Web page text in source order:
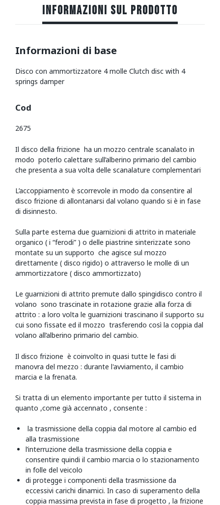
INFORMAZIONI SUL PRODOTTO
Informazioni di base
Disco con ammortizzatore 4 molle Clutch disc with 4
springs damper
Cod
2675
Il disco della frizione ha un mozzo centrale scanalato in
modo poterlo calettare sull’alberino primario del cambio
che presenta a sua volta delle scanalature complementari
L’accoppiamento è scorrevole in modo da consentire al
disco frizione di allontanarsi dal volano quando si è in fase
di disinnesto.
Sulla parte esterna due guarnizioni di attrito in materiale
organico ( i “ferodi” ) o delle piastrine sinterizzate sono
montate su un supporto che agisce sul mozzo
direttamente ( disco rigido) o attraverso le molle di un
ammortizzatore ( disco ammortizzato)
Le guarnizioni di attrito premute dallo spingidisco contro il
volano sono trascinate in rotazione grazie alla forza di
attrito : a loro volta le guarnizioni trascinano il supporto su
cui sono fissate ed il mozzo trasferendo così la coppia dal
volano all’alberino primario del cambio.
Il disco frizione è coinvolto in quasi tutte le fasi di
manovra del mezzo : durante l'avviamento, il cambio
marcia e la frenata.
Si tratta di un elemento importante per tutto il sistema in
quanto ,come già accennato , consente :
la trasmissione della coppia dal motore al cambio ed
alla trasmissione
l’interruzione della trasmissione della coppia e
consentire quindi il cambio marcia o lo stazionamento
in folle del veicolo
di protegge i componenti della trasmissione da
eccessivi carichi dinamici. In caso di superamento della
coppia massima prevista in fase di progetto , la frizione